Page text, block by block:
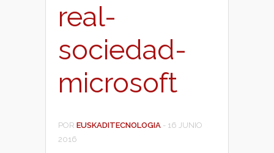
real-
sociedad-
microsoft
POR EUSKADITECNOLOGIA - 16 JUNIO
2016